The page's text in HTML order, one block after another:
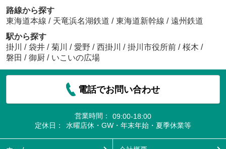
路線から探す
東海道本線 / 天竜浜名湖鉄道 / 東海道新幹線 / 遠州鉄道
駅から探す
掛川 / 袋井 / 菊川 / 愛野 / 西掛川 / 掛川市役所前 / 桜木 /
磐田 / 御厨 / いこいの広場
電話でお問い合わせ
営業時間：
09:00-18:00
定休日：
水曜店休・GW・年末年始・夏季休業等